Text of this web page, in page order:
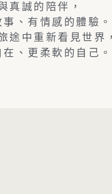
真誠的陪伴，
、有情感的體驗。
途中重新看見世界
、更柔軟的自己。